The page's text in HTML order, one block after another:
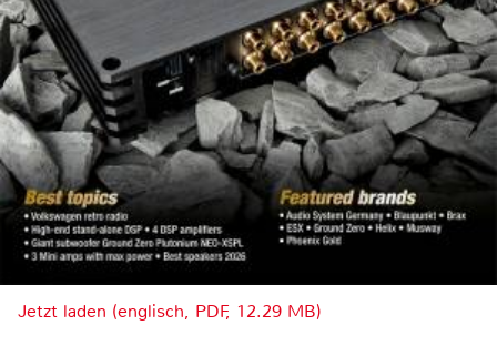
Jetzt laden (englisch, PDF, 12.29 MB)